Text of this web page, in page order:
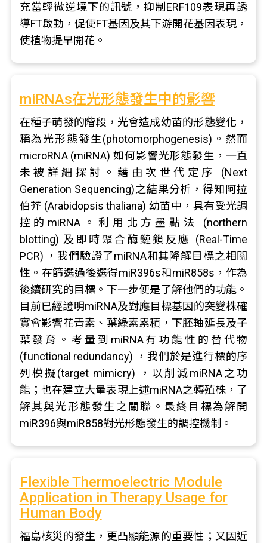
充當輕微逆境下的訊號，抑制ERF109表現再誘
導FT啟動，促使FT基因及其下游開花基因表現，
使植物提早開花。
miRNAs在光形態發生中的影響
在種子萌發的階段，光會造成幼苗的形態變化，
稱為光形態發生(photomorphogenesis)。然而
microRNA (miRNA) 如何影響光形態發生，一直
未被詳細探討。藉由次世代定序 (Next
Generation Sequencing)之結果分析，得知阿拉
伯芥 (Arabidopsis thaliana) 幼苗中，具有受光調
控的miRNA。利用北方墨點法 (northern
blotting) 及即時聚合酶鏈鎖反應 (Real-Time
PCR) ，我們驗證了miRNA和其降解目標之相關
性。在篩選過後選得miR396s和miR858s，作為
後續研究的目標。下一步便是了解他們的功能。
目前已經證明miRNA及對應目標基因的突變株確
實會影響花青素、葉綠素累積，下胚軸延長及子
葉發育。考量到miRNA有功能性的替代物
(functional redundancy) ，我們於是進行標的序
列模擬(target mimicry) ，以削減miRNA之功
能；也在建立大量表現上述miRNA之轉殖株，了
解其與光形態發生之關聯。最終目標為解開
miR396與miR858對光形態發生的調控機制。
Flexible Thermoelectric Module
Application in Therapy Usage for
Human Body
福島核災的發生，更凸顯能源的重要性；又因近